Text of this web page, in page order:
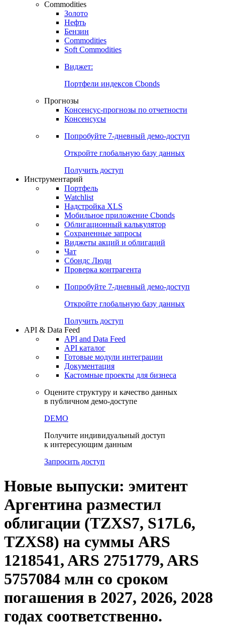
Commodities
Золото
Нефть
Бензин
Commodities
Soft Commodities
Виджет:
Портфели индексов Cbonds
Прогнозы
Консенсус-прогнозы по отчетности
Консенсусы
Попробуйте 7-дневный демо-доступ
Откройте глобальную базу данных
Получить доступ
Инструментарий
Портфель
Watchlist
Надстройка XLS
Мобильное приложение Cbonds
Облигационный калькулятор
Сохраненные запросы
Виджеты акций и облигаций
Чат
Сбондс Люди
Проверка контрагента
Попробуйте 7-дневный демо-доступ
Откройте глобальную базу данных
Получить доступ
API & Data Feed
API and Data Feed
API каталог
Готовые модули интеграции
Документация
Кастомные проекты для бизнеса
Оцените структуру и качество данных
в публичном демо-доступе
DEMO
Получите индивидуальный доступ
к интересующим данным
Запросить доступ
Новые выпуски: эмитент
Аргентина разместил
облигации (TZXS7, S17L6,
TZXS8) на суммы ARS
1218541, ARS 2751779, ARS
5757084 млн со сроком
погашения в 2027, 2026, 2028
годах соответственно.